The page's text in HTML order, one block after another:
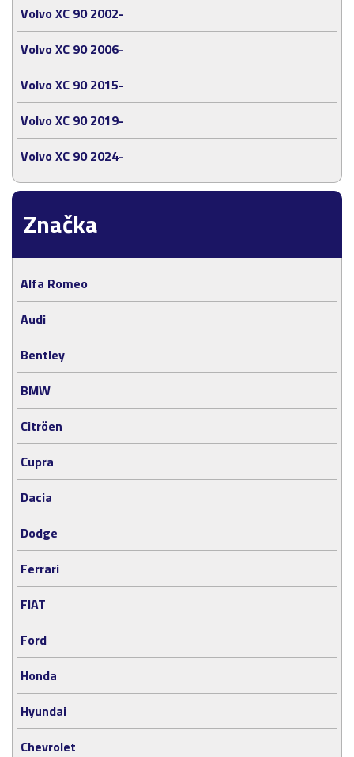
Značka
Alfa Romeo
Audi
Bentley
BMW
Citröen
Cupra
Dacia
Dodge
Ferrari
FIAT
Ford
Honda
Hyundai
Chevrolet
Volvo XC 90 2002-
Volvo XC 90 2006-
Volvo XC 90 2015-
Volvo XC 90 2019-
Volvo XC 90 2024-